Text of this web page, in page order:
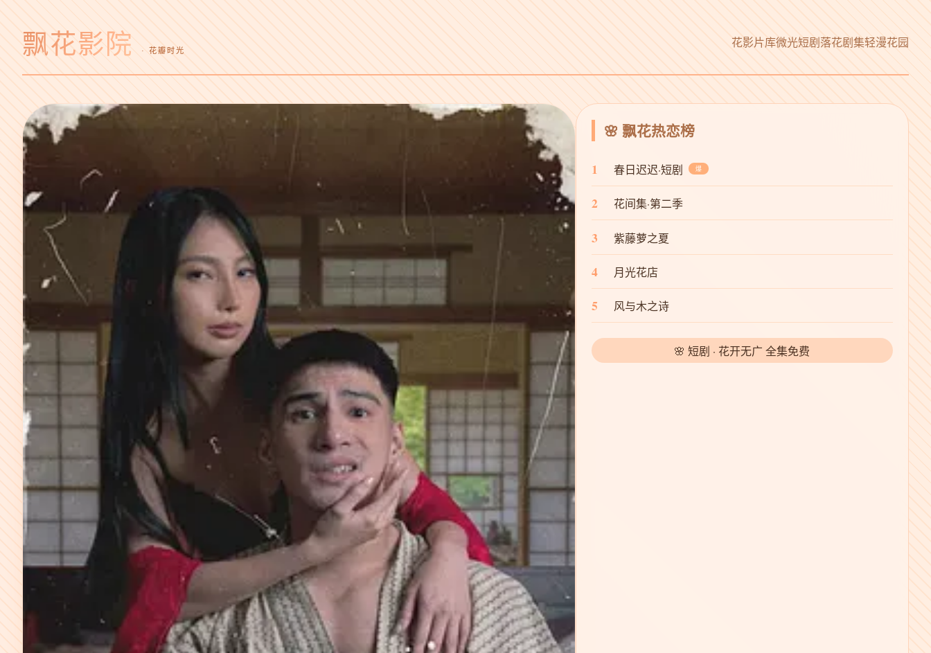
飘花影院 · 花瓣时光
花影片库微光短剧落花剧集轻漫花园
🌸 飘花热恋榜
1 春日迟迟·短剧 爆
2 花间集·第二季
3 紫藤萝之夏
4 月光花店
5 风与木之诗
🌸 短剧 · 花开无广 全集免费